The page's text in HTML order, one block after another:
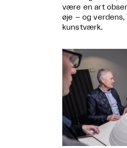
være en art
øje – og
kunstværk.